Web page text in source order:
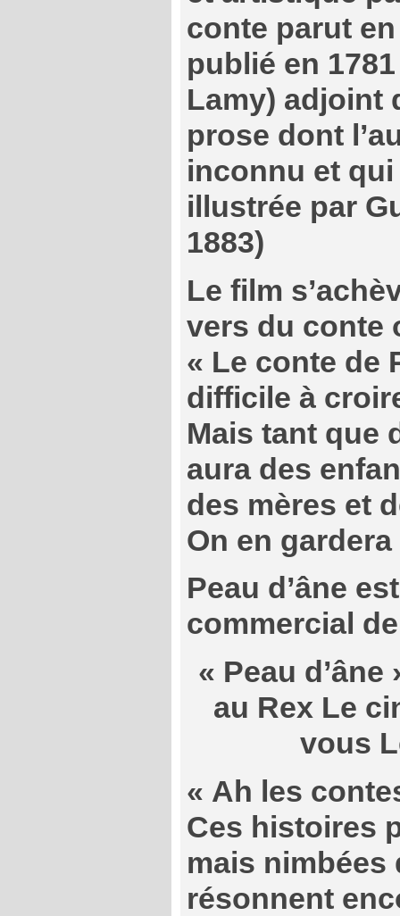
conte parut
publié en
Lamy) adjoint
prose dont
inconnu et
illustrée par
1883)
Le film
vers du conte
« Le conte de
difficile à
Mais tant que
aura des
des mères et
On en
Peau d’âne
commercial
« Peau
au Rex Le
vous
« Ah les
Ces histoires
mais nimbées
résonnent